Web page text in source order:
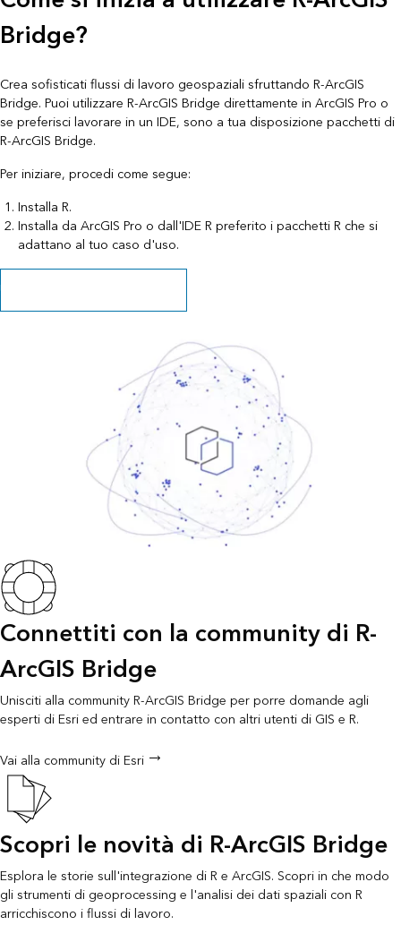
Bridge?
Crea sofisticati flussi di lavoro geospaziali sfruttando R-ArcGIS
Bridge. Puoi utilizzare R-ArcGIS Bridge direttamente in ArcGIS Pro o
se preferisci lavorare in un IDE, sono a tua disposizione pacchetti di
R-ArcGIS Bridge.
Per iniziare, procedi come segue:
Installa R.
Installa da ArcGIS Pro o dall'IDE R preferito i pacchetti R che si
adattano al tuo caso d'uso.
Ulteriori informazioni per iniziare
Connettiti con la community di R-
ArcGIS Bridge
Unisciti alla community R-ArcGIS Bridge per porre domande agli
esperti di Esri ed entrare in contatto con altri utenti di GIS e R.
Vai alla community di Esri
Scopri le novità di R-ArcGIS Bridge
Esplora le storie sull'integrazione di R e ArcGIS. Scopri in che modo
gli strumenti di geoprocessing e l'analisi dei dati spaziali con R
arricchiscono i flussi di lavoro.